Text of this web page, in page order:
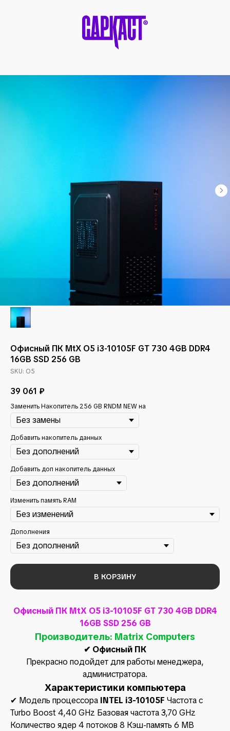
Офисный ПК MtX O5 i3-10105F GT 730 4GB DDR4
16GB SSD 256 GB
SKU: O5
39 061 ₽
Заменить Накопитель 256 GB RNDM NEW на
Добавить накопитель данных
Добавить доп накопитель данных
Изменить память RAM
Дополнения
В КОРЗИНУ
Офисный ПК MtX O5 i3-10105F GT 730 4GB DDR4
16GB SSD 256 GB
Производитель: Matrix Computers
✔ Офисный ПК
Прекрасно подойдет для работы менеджера,
администратора.
Характеристики компьютера
✔ Модель процессора INTEL i3-10105F Частота с
Turbo Boost 4,40 GHz Базовая частота 3,70 GHz
Количество ядер 4 потоков 8 Кэш-память 6 MB